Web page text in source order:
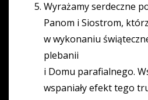
Wyrażamy serdeczne
Panom i Siostrom,
w wykonaniu
plebanii
i Domu parafialnego.
wspaniały efekt tego